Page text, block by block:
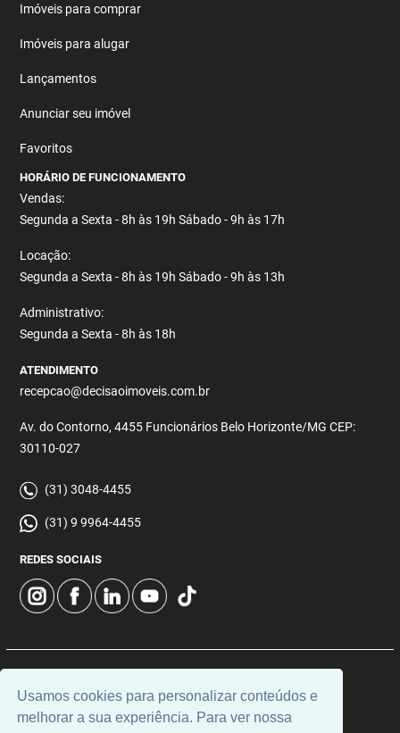
Usamos cookies para personalizar conteúdos e
melhorar a sua experiência. Para ver nossa
Imóveis para comprar
Imóveis para alugar
Lançamentos
Anunciar seu imóvel
Favoritos
HORÁRIO DE FUNCIONAMENTO
Vendas:
Segunda a Sexta - 8h às 19h Sábado - 9h às 17h
Locação:
Segunda a Sexta - 8h às 19h Sábado - 9h às 13h
Administrativo:
Segunda a Sexta - 8h às 18h
ATENDIMENTO
recepcao@decisaoimoveis.com.br
Av. do Contorno, 4455 Funcionários Belo Horizonte/MG CEP:
30110-027
(31) 3048-4455
(31) 9 9964-4455
REDES SOCIAIS
Universal Software.